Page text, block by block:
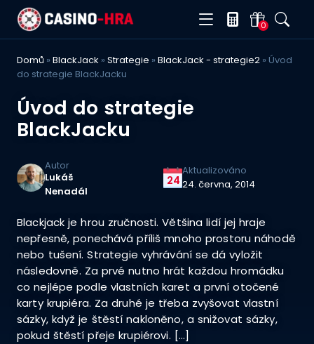
0
Domů » BlackJack » Strategie » BlackJack - strategie2 » Úvod
do strategie BlackJacku
Úvod do strategie
BlackJacku
Autor
Lukáš
Nenadál
24
Aktualizováno
24. června, 2014
Blackjack je hrou zručnosti. Většina lidí jej hraje
nepřesně, ponechává příliš mnoho prostoru náhodě
nebo tušení. Strategie vyhrávání se dá vyložit
následovně. Za prvé nutno hrát každou hromádku
co nejlépe podle vlastních karet a první otočené
karty krupiéra. Za druhé je třeba zvyšovat vlastní
sázky, když je štěstí nakloněno, a snižovat sázky,
pokud štěstí přeje krupiérovi. […]